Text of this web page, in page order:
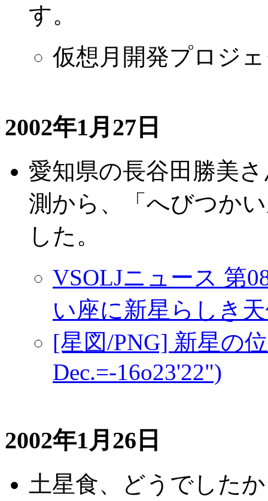
す。
仮想月開発プロジ
2002年1月27日
愛知県の長谷田勝美
測から、「へびつか
した。
VSOLJニュース 第
い座に新星らしき
[星図/PNG] 新星の
Dec.=-16o23'22")
2002年1月26日
土星食、どうでした